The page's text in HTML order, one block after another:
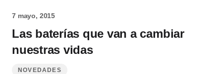
7 mayo, 2015
Las baterías que van a cambiar
nuestras vidas
NOVEDADES